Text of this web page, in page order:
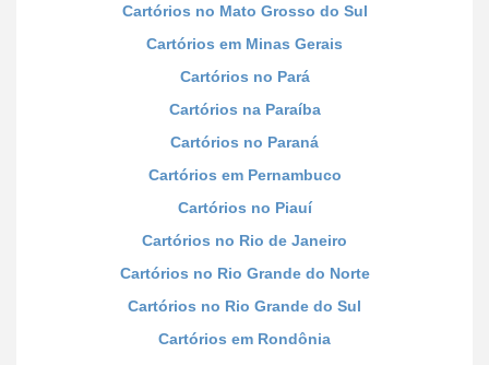
Cartórios no Mato Grosso do Sul
Cartórios em Minas Gerais
Cartórios no Pará
Cartórios na Paraíba
Cartórios no Paraná
Cartórios em Pernambuco
Cartórios no Piauí
Cartórios no Rio de Janeiro
Cartórios no Rio Grande do Norte
Cartórios no Rio Grande do Sul
Cartórios em Rondônia